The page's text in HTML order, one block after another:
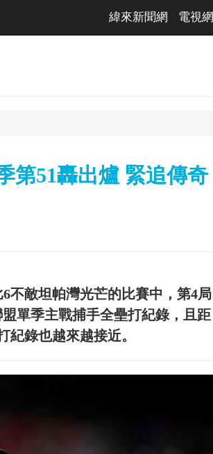
緯來新聞網 電視網
第51轟出爐 緊追傳奇
不敵坦帕灣光芒的比賽中，第4局
單季主戰捕手全壘打紀錄，且距
錄也越來越接近。